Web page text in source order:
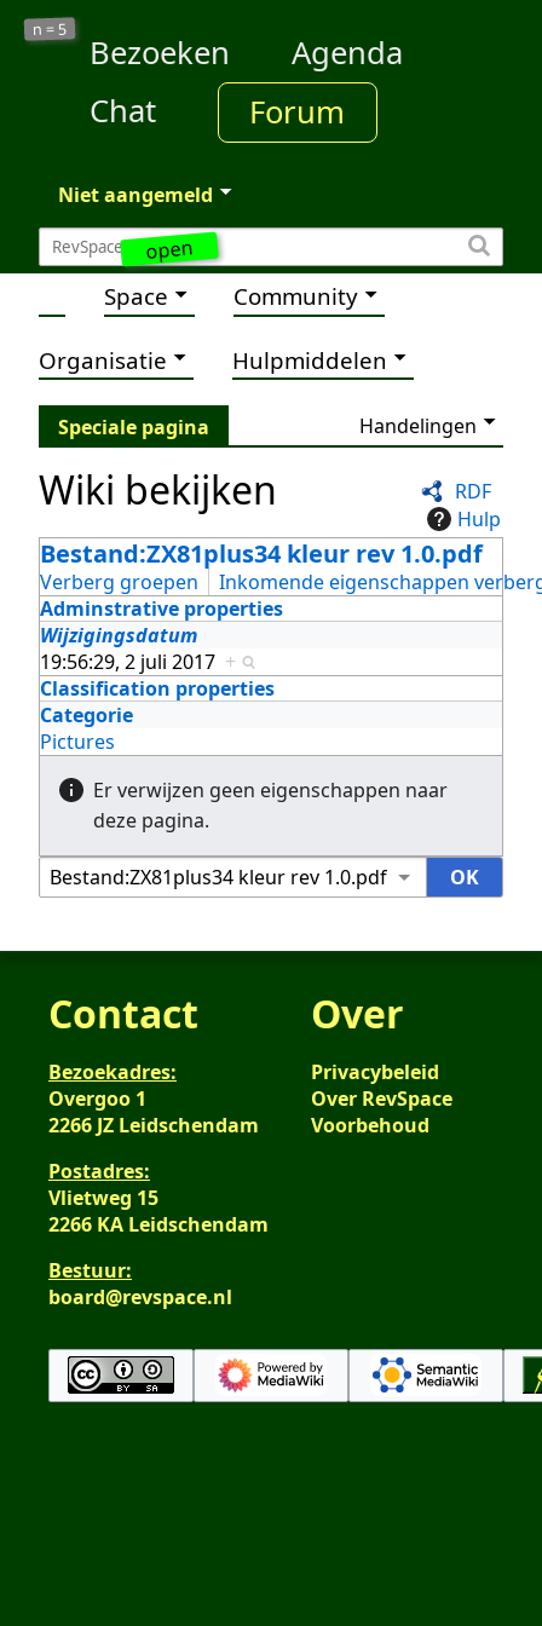
open
n = 5
Bezoeken
Agenda
Chat
Forum
Niet aangemeld
Space Community
Organisatie Hulpmiddelen
Speciale pagina Handelingen
RDF
Hulp
Wiki bekijken
Bestand:ZX81plus34 kleur rev 1.0.pdf
Verberg groepen
Inkomende eigenschappen
Adminstrative properties
Wijzigingsdatum
19:56:29, 2 juli 2017 +
Classification properties
Categorie
Pictures
Er verwijzen geen eigenschappen naar
deze pagina.
Contact
Bezoekadres:
Overgoo 1
2266 JZ Leidschendam
Postadres:
Vlietweg 15
2266 KA Leidschendam
Bestuur:
board@revspace.nl
Over
Privacybeleid
Over RevSpace
Voorbehoud